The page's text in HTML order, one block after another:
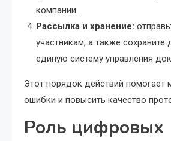
компании.
Рассылка и хранение:
участникам, а также сохраните
единую систему управления
Этот порядок действий помогает
ошибки и повысить качество
Роль цифровых